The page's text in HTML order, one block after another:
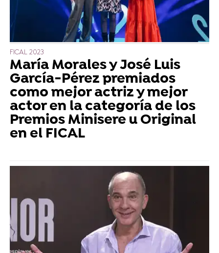
FICAL 2023
María Morales y José Luis
García-Pérez premiados
como mejor actriz y mejor
actor en la categoría de los
Premios Minisere u Original
en el FICAL